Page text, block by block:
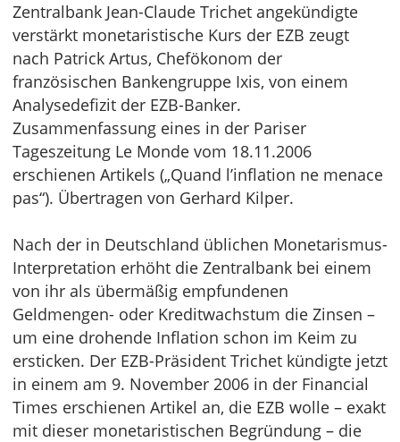
Zentralbank Jean-Claude Trichet angekündigte
verstärkt monetaristische Kurs der EZB zeugt
nach Patrick Artus, Chefökonom der
französischen Bankengruppe Ixis, von einem
Analysedefizit der EZB-Banker.
Zusammenfassung eines in der Pariser
Tageszeitung Le Monde vom 18.11.2006
erschienen Artikels („Quand l’inflation ne menace
pas“). Übertragen von Gerhard Kilper.
Nach der in Deutschland üblichen Monetarismus-
Interpretation erhöht die Zentralbank bei einem
von ihr als übermäßig empfundenen
Geldmengen- oder Kreditwachstum die Zinsen –
um eine drohende Inflation schon im Keim zu
ersticken. Der EZB-Präsident Trichet kündigte jetzt
in einem am 9. November 2006 in der Financial
Times erschienen Artikel an, die EZB wolle – exakt
mit dieser monetaristischen Begründung – die